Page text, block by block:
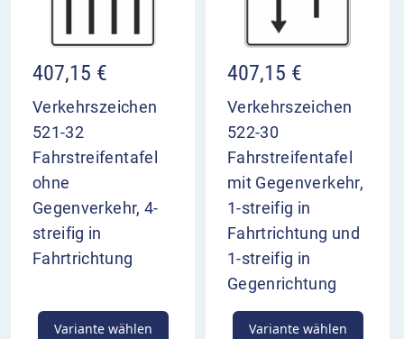
407,15 €
Verkehrszeichen
521-32
Fahrstreifentafel
ohne
Gegenverkehr, 4-
streifig in
Fahrtrichtung
Variante wählen
407,15 €
Verkehrszeichen
522-30
Fahrstreifentafel
mit Gegenverkehr,
1-streifig in
Fahrtrichtung und
1-streifig in
Gegenrichtung
Variante wählen